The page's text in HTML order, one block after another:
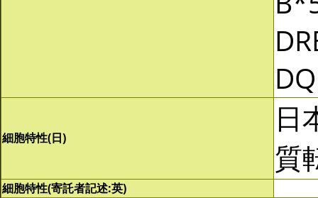
細胞特性(日)
日
質
細胞特性(寄託者記述:英)